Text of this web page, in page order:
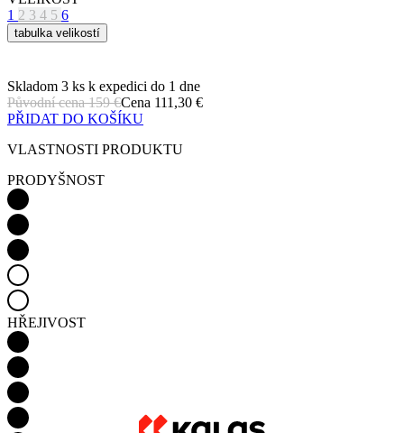
Skladom 3 ks
Původní cena159 €
PŘIDAT DO KOŠÍKU
PRODYŠNOST
HŘEJIVOST
VĚTRUODOLNOST